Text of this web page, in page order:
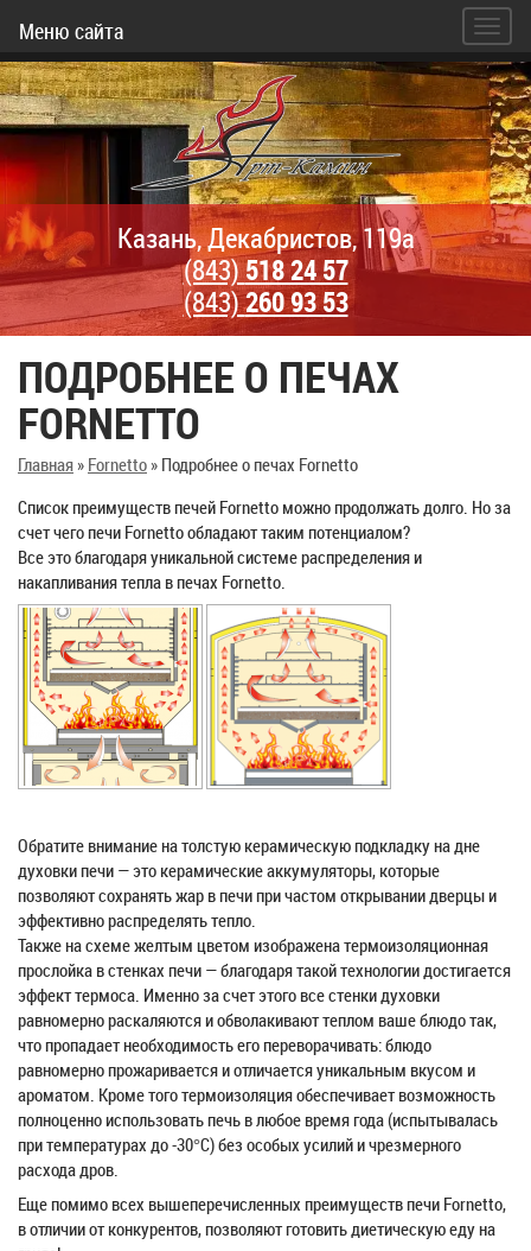
Меню сайта
Казань, Декабристов, 119а
(843)518 24 57
(843)260 93 53
ПОДРОБНЕЕ О ПЕЧАХ
FORNETTO
Главная» Fornetto» Подробнее о печах Fornetto
Список преимуществ печей Fornetto можно продолжать долго. Но за
счет чего печи Fornetto обладают таким потенциалом?
Все это благодаря уникальной системе распределения и
накапливания тепла в печах Fornetto.
Обратите внимание на толстую керамическую подкладку на дне
духовки печи — это керамические аккумуляторы, которые
позволяют сохранять жар в печи при частом открывании дверцы и
эффективно распределять тепло.
Также на схеме желтым цветом изображена термоизоляционная
прослойка в стенках печи — благодаря такой технологии достигается
эффект термоса. Именно за счет этого все стенки духовки
равномерно раскаляются и обволакивают теплом ваше блюдо так,
что пропадает необходимость его переворачивать: блюдо
равномерно прожаривается и отличается уникальным вкусом и
ароматом. Кроме того термоизоляция обеспечивает возможность
полноценно использовать печь в любое время года (испытывалась
при температурах до -30°С) без особых усилий и чрезмерного
расхода дров.
Еще помимо всех вышеперечисленных преимуществ печи Fornetto,
в отличии от конкурентов, позволяют готовить диетическую еду на